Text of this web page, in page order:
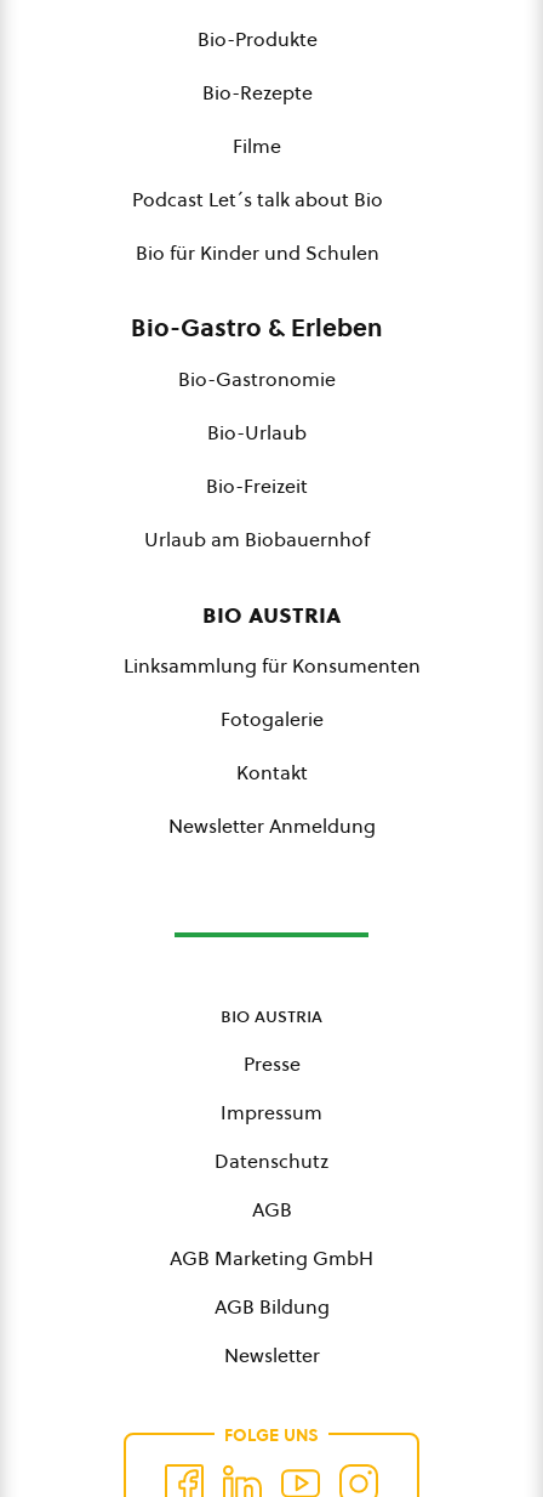
Bio-Produkte
Bio-Rezepte
Filme
Podcast Let´s talk about Bio
Bio für Kinder und Schulen
Bio-Gastro & Erleben
Bio-Gastronomie
Bio-Urlaub
Bio-Freizeit
Urlaub am Biobauernhof
bio austria
Linksammlung für Konsumenten
Fotogalerie
Kontakt
Newsletter Anmeldung
bio austria
Presse
Impressum
Datenschutz
AGB
AGB Marketing GmbH
AGB Bildung
Newsletter
FOLGE UNS